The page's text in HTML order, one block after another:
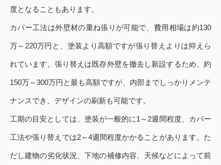
度となることもあります。
カバー工法は外壁材の重ね張りが可能で、費用相場は約130
万～220万円と、塗装より高額ですが張り替えよりは抑えら
れています。張り替えは既存外壁を撤去し新設するため、約
150万～300万円と最も高額ですが、内部までしっかりメンテ
ナンスでき、デザインの刷新も可能です。
工期の目安としては、塗装が一般的に1～2週間程度、カバー
工法や張り替えでは2～4週間程度かかることがあります。た
だし建物の劣化状況、下地の補修内容、天候などによって前